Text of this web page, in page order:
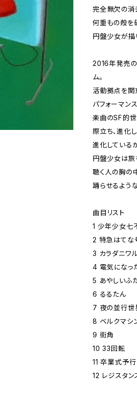
完全無欠の消
何重もの殻を
円盤少女が
2016年発売の
ム。
活動拠点を関
パフォーマン
楽曲のSF的世
際立ち、進化し
進化している
円盤少女は旅
聴く人の胸の
踊らせるよう
曲目リスト
1 少年少女七
2 特急はてな
3 カラダニワ
4 電気になっ
5 あやしいふ
6 るるたん
7 夜の並行世
8 ベルクマシ
9 街角
10 33回転
11 卒業式予行
12 レジスタン